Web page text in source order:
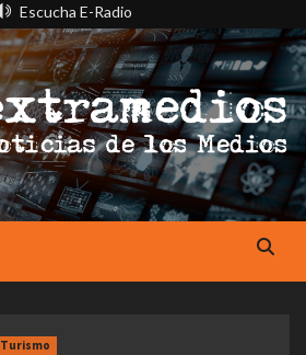
Escucha E-Radio
Turismo